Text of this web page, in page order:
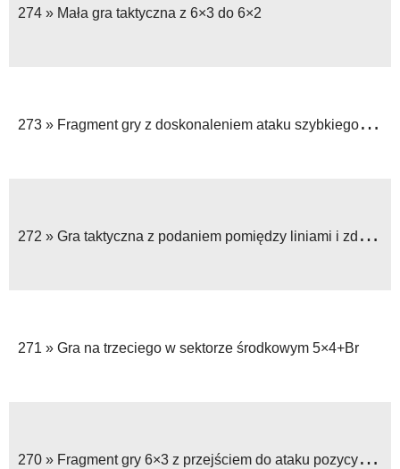
274 » Mała gra taktyczna z 6×3 do 6×2
273 » Fragment gry z doskonaleniem ataku szybkiego po odbiorze piłki
272 » Gra taktyczna z podaniem pomiędzy liniami i zdobyciem pola karnego w grze 6×5+Br
271 » Gra na trzeciego w sektorze środkowym 5×4+Br
270 » Fragment gry 6×3 z przejściem do ataku pozycyjnego 5×5